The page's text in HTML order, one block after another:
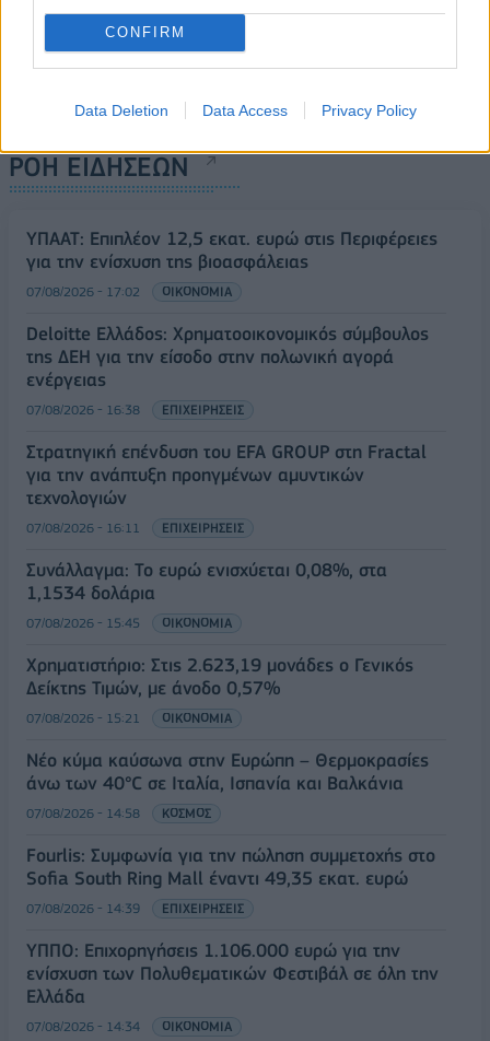
CONFIRM
Data Deletion Data Access Privacy Policy
ΡΟΗ ΕΙΔΗΣΕΩΝ
ΥΠΑΑΤ: Επιπλέον 12,5 εκατ. ευρώ στις Περιφέρειες
για την ενίσχυση της βιοασφάλειας
07/08/2026 - 17:02 ΟΙΚΟΝΟΜΙΑ
Deloitte Ελλάδος: Χρηματοοικονομικός σύμβουλος
της ΔΕΗ για την είσοδο στην πολωνική αγορά
ενέργειας
07/08/2026 - 16:38 ΕΠΙΧΕΙΡΗΣΕΙΣ
Στρατηγική επένδυση του EFA GROUP στη Fractal
για την ανάπτυξη προηγμένων αμυντικών
τεχνολογιών
07/08/2026 - 16:11 ΕΠΙΧΕΙΡΗΣΕΙΣ
Συνάλλαγμα: Το ευρώ ενισχύεται 0,08%, στα
1,1534 δολάρια
07/08/2026 - 15:45 ΟΙΚΟΝΟΜΙΑ
Χρηματιστήριο: Στις 2.623,19 μονάδες ο Γενικός
Δείκτης Τιμών, με άνοδο 0,57%
07/08/2026 - 15:21 ΟΙΚΟΝΟΜΙΑ
Νέο κύμα καύσωνα στην Ευρώπη – Θερμοκρασίες
άνω των 40°C σε Ιταλία, Ισπανία και Βαλκάνια
07/08/2026 - 14:58 ΚΟΣΜΟΣ
Fourlis: Συμφωνία για την πώληση συμμετοχής στο
Sofia South Ring Mall έναντι 49,35 εκατ. ευρώ
07/08/2026 - 14:39 ΕΠΙΧΕΙΡΗΣΕΙΣ
ΥΠΠΟ: Επιχορηγήσεις 1.106.000 ευρώ για την
ενίσχυση των Πολυθεματικών Φεστιβάλ σε όλη την
Ελλάδα
07/08/2026 - 14:34 ΟΙΚΟΝΟΜΙΑ